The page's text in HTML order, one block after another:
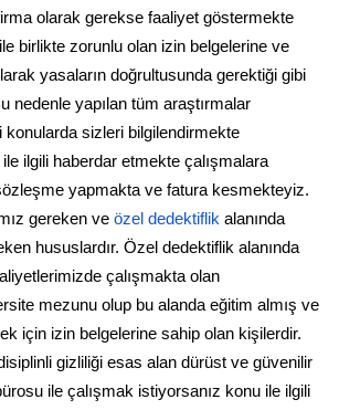
olarak gerekse faaliyet göstermekte
birlikte zorunlu olan izin belgelerine ve
yasaların doğrultusunda gerektiği gibi
nedenle yapılan tüm araştırmalar
konularda sizleri bilgilendirmekte
ilgili haberdar etmekte çalışmalara
yapmakta ve fatura kesmekteyiz.
gereken ve özel dedektiflik alanında
hususlardır. Özel dedektiflik alanında
çalışmakta olan
mezunu olup bu alanda eğitim almış ve
için izin belgelerine sahip olan kişilerdir.
gizliliği esas alan dürüst ve güvenilir
ile çalışmak istiyorsanız konu ile ilgili